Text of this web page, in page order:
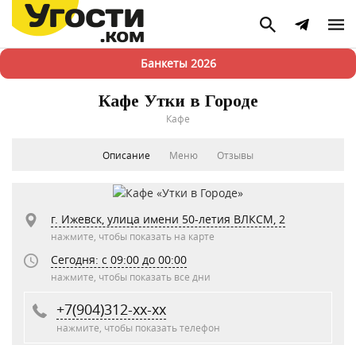
Банкеты 2026
Кафе Утки в Городе
Кафе
Описание Меню Отзывы
г. Ижевск, улица имени 50-летия ВЛКСМ, 2
нажмите, чтобы показать на карте
Сегодня: c 09:00 до 00:00
нажмите, чтобы показать все дни
+7(904)312-xx-xx
нажмите, чтобы показать телефон